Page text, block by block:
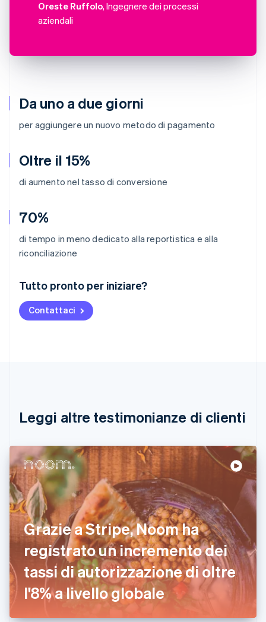
Da uno a due giorni
per aggiungere un nuovo metodo di pagamento
Oltre il 15%
di aumento nel tasso di conversione
70%
di tempo in meno dedicato alla reportistica e alla
riconciliazione
Tutto pronto per iniziare?
Contattaci
Oreste Ruffolo, Ingegnere dei processi
aziendali
Leggi altre testimonianze di clienti
Grazie a Stripe, Noom ha
registrato un incremento dei
tassi di autorizzazione di oltre
l'8% a livello globale
Australia
English
Austria
DeutschEnglish
English Français
Cina continentale
Cipro
English
Croazia
English
Danimarca
English
Emirati Arabi Uniti
English
Estonia
English
Finlandia
English Svenska
Francia
Germania